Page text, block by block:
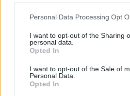
Personal Data Processing Opt
I want to opt-out of the Sharing
personal data.
Opted In
I want to opt-out of the Sale of
Personal Data.
Opted In
Máltai kaland 7.